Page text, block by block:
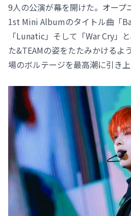
9人の公演が幕を開けた。オープ
1st Mini Albumのタイトル曲「
「Lunatic」そして「War Cry」
た&TEAMの姿をたたみかけるよ
場のボルテージを最高潮に引き上